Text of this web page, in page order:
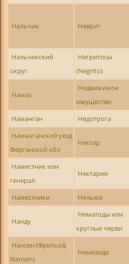
Нальчик Неврит
Нальчикский
округ
Негритосы
(Negrito)
Намаз
Недвижимое
имущество
Наманган Недотрога
Наманганский уезд
Ферганской обл
Нектар
Наместник или
генерал
Нектарии
Наместники Нельма
Нанду
Нематоды или
круглые черви
Нансен (Фритьоф
Nansen)
Немезида